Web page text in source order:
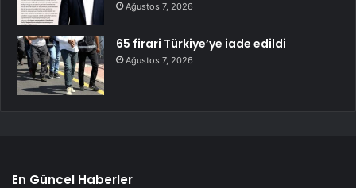
Ağustos 7, 2026
65 firari Türkiye’ye iade edildi
Ağustos 7, 2026
En Güncel Haberler